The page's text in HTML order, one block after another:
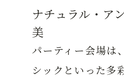
ナチュラル・ア
美
パーティー会場は
シックといった多